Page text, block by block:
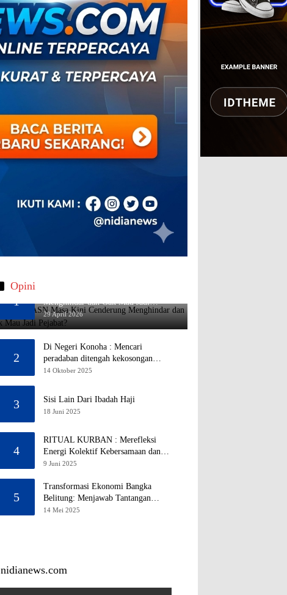
Opini
1
Menghindar dan Gak Mau Jadi
Pejabat?
29 April 2026
2
Di Negeri Konoha : Mencari
peradaban ditengah kekosongan
pendidikan
14 Oktober 2025
3 Sisi Lain Dari Ibadah Haji
18 Juni 2025
4
RITUAL KURBAN : Merefleksi
Energi Kolektif Kebersamaan dan
Mengeliminasi Sifat Kebinatangan
9 Juni 2025
5
Transformasi Ekonomi Bangka
Belitung: Menjawab Tantangan
Melalui Pengelolaan Sumber Daya
14 Mei 2025
nidianews.com